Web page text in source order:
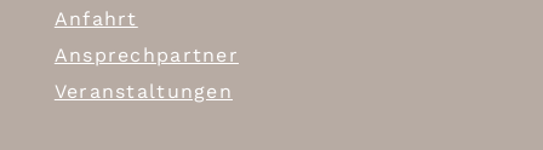
Anfahrt
Ansprechpartner
Veranstaltungen